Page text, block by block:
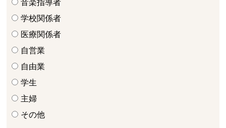
音楽指導者
学校関係者
医療関係者
自営業
自由業
学生
主婦
その他